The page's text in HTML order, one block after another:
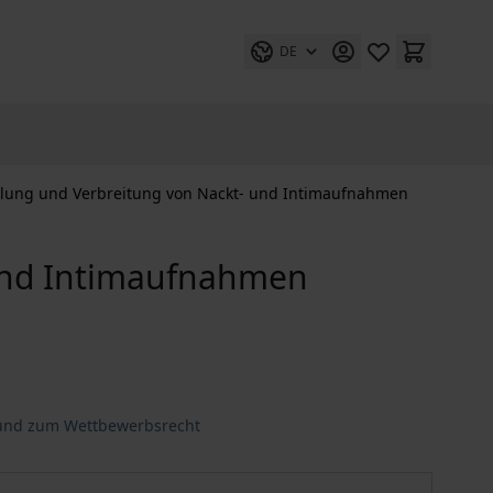
DE
und Verbreitung von Nackt- und Intimaufnahmen
Intimaufnahmen
zum Wettbewerbsrecht